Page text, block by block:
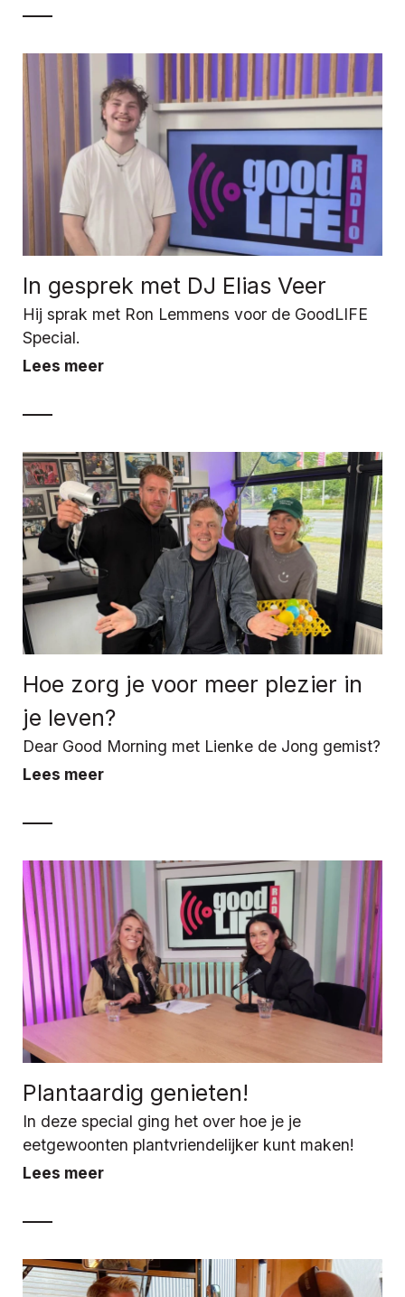
In gesprek met DJ Elias Veer
Hij sprak met Ron Lemmens voor de GoodLIFE
Special.
Lees meer
Hoe zorg je voor meer plezier in
je leven?
Dear Good Morning met Lienke de Jong gemist?
Lees meer
Plantaardig genieten!
In deze special ging het over hoe je je
eetgewoonten plantvriendelijker kunt maken!
Lees meer